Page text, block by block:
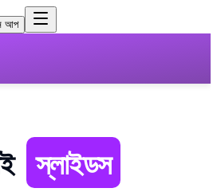
আপ
স্লাইডস